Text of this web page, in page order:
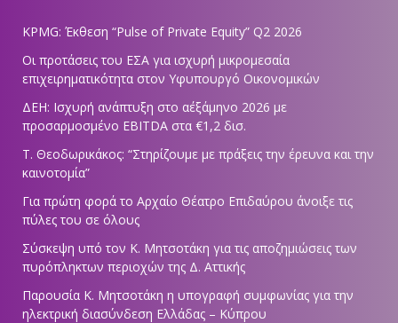
KPMG: Έκθεση “Pulse of Private Equity” Q2 2026
Οι προτάσεις του ΕΣΑ για ισχυρή μικρομεσαία
επιχειρηματικότητα στον Υφυπουργό Οικονομικών
ΔΕΗ: Ισχυρή ανάπτυξη στο α΄εξάμηνο 2026 με
προσαρμοσμένο EBITDA στα €1,2 δισ.
Τ. Θεοδωρικάκος: “Στηρίζουμε με πράξεις την έρευνα και την
καινοτομία”
Για πρώτη φορά το Αρχαίο Θέατρο Επιδαύρου άνοιξε τις
πύλες του σε όλους
Σύσκεψη υπό τον Κ. Μητσοτάκη για τις αποζημιώσεις των
πυρόπληκτων περιοχών της Δ. Αττικής
Παρουσία Κ. Μητσοτάκη η υπογραφή συμφωνίας για την
ηλεκτρική διασύνδεση Ελλάδας – Κύπρου